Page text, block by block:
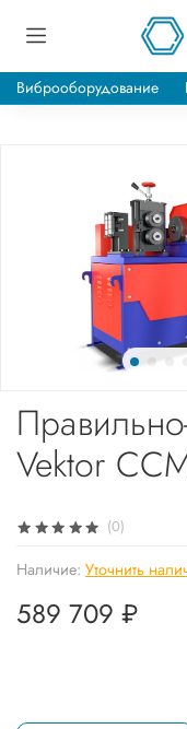
Виброоборудование
(0)
Наличие: Уточнить
Vektor
589 709 ₽